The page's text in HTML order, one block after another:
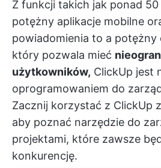
Z funkcji takich jak ponad
potężny aplikacje mobilne
powiadomienia to a potężny
który pozwala mieć
użytkowników, ClickUp jest
oprogramowaniem do
Zacznij korzystać z ClickUp
aby poznać narzędzie do
projektami, które zawsze
konkurencję.